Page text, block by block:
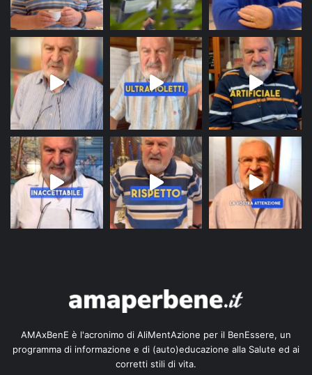
AMAxBenE è l'acronimo di AliMentAzione per il BenEssere, un
programma di informazione e di (auto)educazione alla Salute ed ai
corretti stili di vita.